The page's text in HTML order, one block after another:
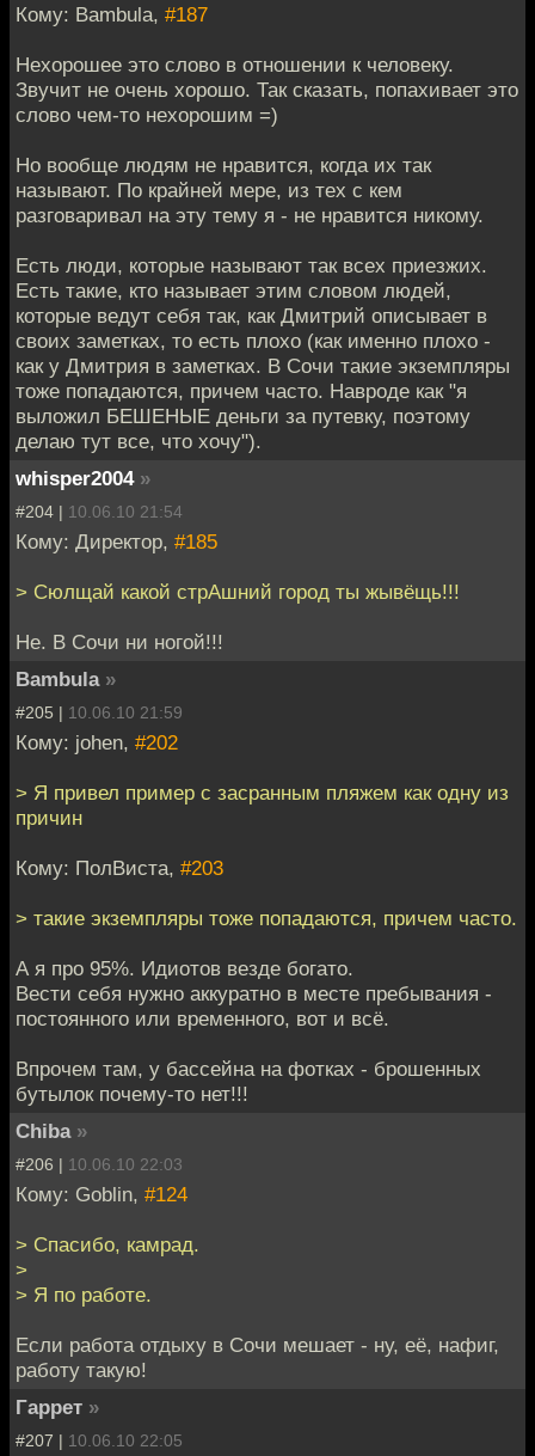
Кому: Bambula, #187
Нехорошее это слово в отношении к человеку.
Звучит не очень хорошо. Так сказать, попахивает это
слово чем-то нехорошим =)
Но вообще людям не нравится, когда их так
называют. По крайней мере, из тех с кем
разговаривал на эту тему я - не нравится никому.
Есть люди, которые называют так всех приезжих.
Есть такие, кто называет этим словом людей,
которые ведут себя так, как Дмитрий описывает в
своих заметках, то есть плохо (как именно плохо -
как у Дмитрия в заметках. В Сочи такие экземпляры
тоже попадаются, причем часто. Навроде как "я
выложил БЕШЕНЫЕ деньги за путевку, поэтому
делаю тут все, что хочу").
whisper2004 »
#204 | 10.06.10 21:54
Кому: Директор, #185
> Сюлщай какой стрАшний город ты жывёщь!!!
Не. В Сочи ни ногой!!!
Bambula »
#205 | 10.06.10 21:59
Кому: johen, #202
> Я привел пример с засранным пляжем как одну из
причин
Кому: ПолВиста, #203
> такие экземпляры тоже попадаются, причем часто.
А я про 95%. Идиотов везде богато.
Вести себя нужно аккуратно в месте пребывания -
постоянного или временного, вот и всё.
Впрочем там, у бассейна на фотках - брошенных
бутылок почему-то нет!!!
Chiba »
#206 | 10.06.10 22:03
Кому: Goblin, #124
> Спасибо, камрад.
>
> Я по работе.
Если работа отдыху в Сочи мешает - ну, её, нафиг,
работу такую!
Гаррет »
#207 | 10.06.10 22:05